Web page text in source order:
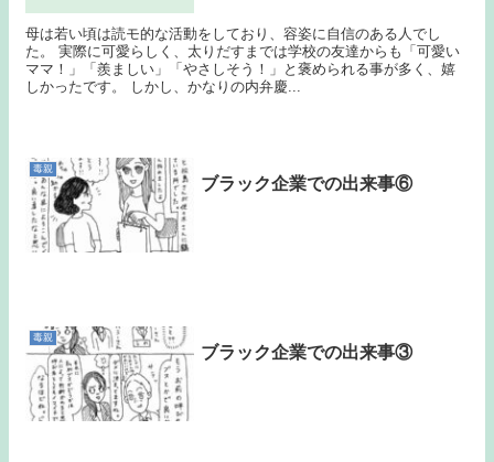
母は若い頃は読モ的な活動をしており、容姿に自信のある人でし
た。 実際に可愛らしく、太りだすまでは学校の友達からも「可愛い
ママ！」「羨ましい」「やさしそう！」と褒められる事が多く、嬉
しかったです。 しかし、かなりの内弁慶...
毒親
ブラック企業での出来事⑥
毒親
ブラック企業での出来事③